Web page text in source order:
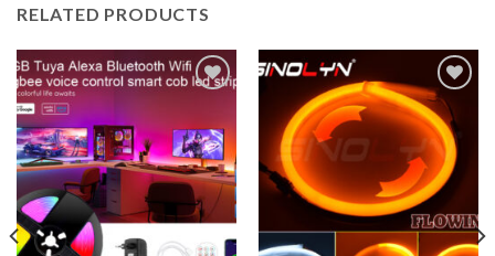
RELATED PRODUCTS
Add to
wishlist
Add to
wishlist